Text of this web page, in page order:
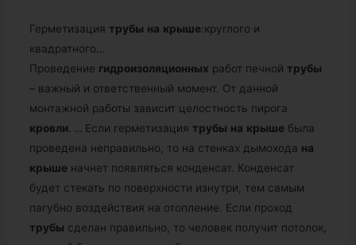
Герметизация трубы на крыше:круглого и
квадратного…
Проведение гидроизоляционных работ печной трубы
– важный и ответственный момент. От данной
монтажной работы зависит целостность пирога
кровли
… Если герметизация трубы на крыше была
проведена неправильно, то на стенках дымохода на
крыше начнет появляться конденсат. Конденсат
будет стекать по поверхности изнутри, тем самым
пагубно воздействия на отопление. Если проход
трубы сделан правильно, то человек получит потолок,